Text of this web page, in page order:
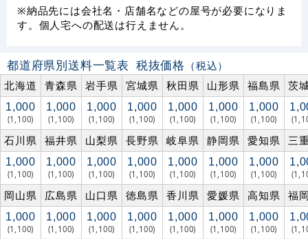
※納品先には会社名・店舗名などの屋号が必要になりま
す。個人宅への配送は行えません。
都道府県別送料一覧表 税抜価格 （税込）
北海道
青森県 岩手県 宮城県 秋田県 山形県 福島県 茨
1,000
(1,100)
1,000
(1,100)
1,000
(1,100)
1,000
(1,100)
1,000
(1,100)
1,000
(1,100)
1,000
(1,100)
石川県 福井県 山梨県 長野県 岐阜県 静岡県 愛知県 三
1,000
(1,100)
1,000
(1,100)
1,000
(1,100)
1,000
(1,100)
1,000
(1,100)
1,000
(1,100)
1,000
(1,100)
岡山県 広島県 山口県 徳島県 香川県 愛媛県 高知県 福
1,000
(1,100)
1,000
(1,100)
1,000
(1,100)
1,000
(1,100)
1,000
(1,100)
1,000
(1,100)
1,000
(1,100)